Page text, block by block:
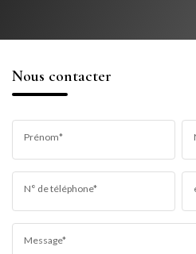
Nous contacter
Prénom*
N° de téléphone*
Message*